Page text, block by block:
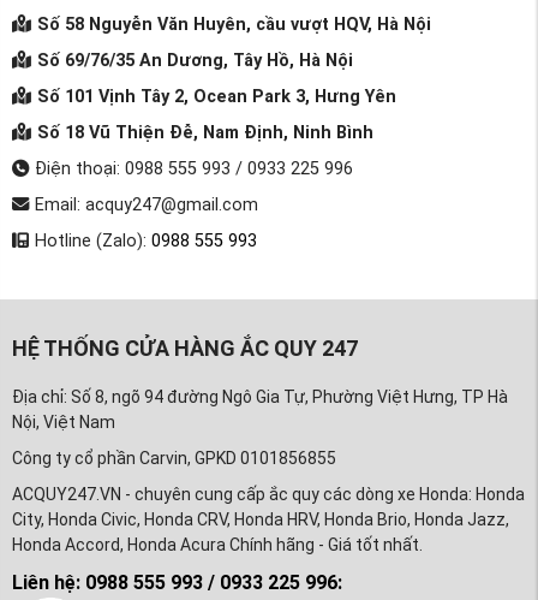
Số 58 Nguyễn Văn Huyên, cầu vượt HQV, Hà Nội
Số 69/76/35 An Dương, Tây Hồ, Hà Nội
Số 101 Vịnh Tây 2, Ocean Park 3, Hưng Yên
Số 18 Vũ Thiện Đễ, Nam Định, Ninh Bình
Điện thoại: 0988 555 993 / 0933 225 996
Email: acquy247@gmail.com
Hotline (Zalo): 0988 555 993
HỆ THỐNG CỬA HÀNG ẮC QUY 247
Địa chỉ: Số 8, ngõ 94 đường Ngô Gia Tự, Phường Việt Hưng, TP Hà
Nội, Việt Nam
Công ty cổ phần Carvin, GPKD 0101856855
ACQUY247.VN - chuyên cung cấp ắc quy các dòng xe Honda: Honda
City, Honda Civic, Honda CRV, Honda HRV, Honda Brio, Honda Jazz,
Honda Accord, Honda Acura Chính hãng - Giá tốt nhất.
Liên hệ: 0988 555 993 / 0933 225 996: